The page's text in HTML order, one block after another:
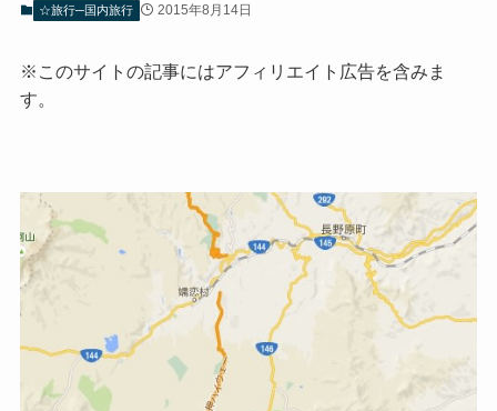
☆旅行─国内旅行 2015年8月14日
※このサイトの記事にはアフィリエイト広告を含みま
す。